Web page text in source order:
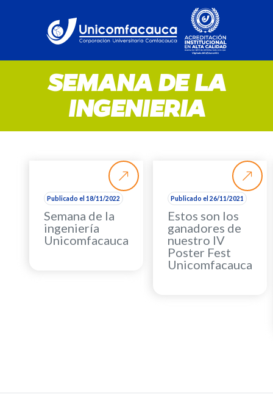
SEMANA DE LA
INGENIERIA
Publicado el 18/11/2022
Semana de la
ingeniería
Unicomfacauca
Publicado el 26/11/2021
Estos son los
ganadores de
nuestro IV
Poster Fest
Unicomfacauca